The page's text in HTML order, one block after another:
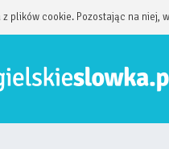
z plików cookie. Pozostając na niej,